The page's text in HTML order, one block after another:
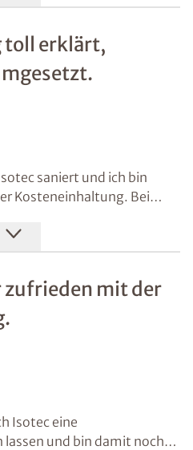
toll erklärt,
saniert und ich bin
Kosteneinhaltung. Bei
und welche Wirkung es
kein Fachchinesisch
zufrieden mit der
Isotec eine
und bin damit noch